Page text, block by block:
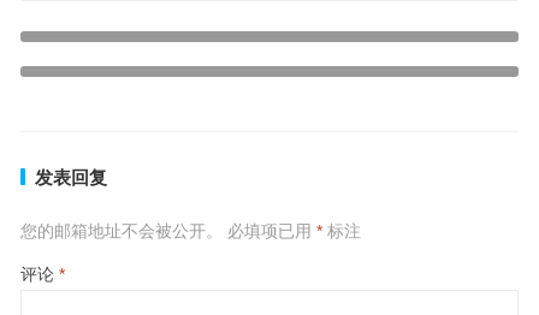
发表回复
您的邮箱地址不会被公开。 必填项已用 *标注
评论 *